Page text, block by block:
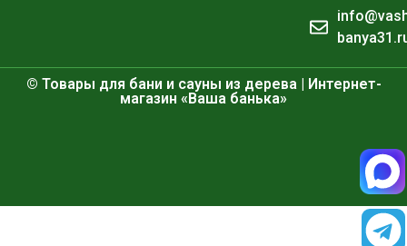
© Товары для бани и сауны из дерева | Интернет-
магазин «Ваша банька»